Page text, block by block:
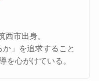
市出身。
か」を追求すること
を心がけている。